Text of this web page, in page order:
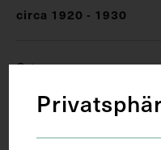
circa 1920 - 1930
Ort